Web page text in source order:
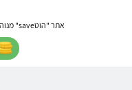
אתר "הוטsave" מנוהל ע"י חברת קאשדו טכנולוגיות בע"מ